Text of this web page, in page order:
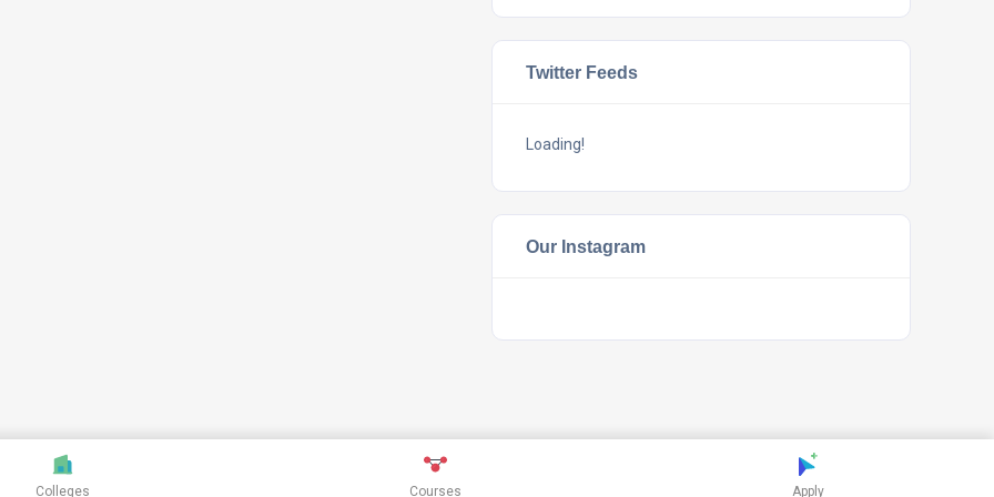
Twitter Feeds
Loading!
Our Instagram
Colleges Courses Apply